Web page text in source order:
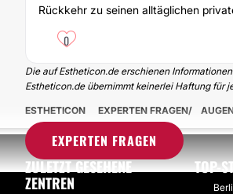
Rückkehr zu seinen alltäglichen
0
Die auf Estheticon.de erschienen
Estheticon.de übernimmt keinerlei Haftung für
EXPERTEN FRAGEN
ESTHETICON EXPERTEN FRAGEN
ZULETZT GESEHENE
ZENTREN
TOP-